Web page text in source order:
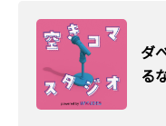
ダ
る